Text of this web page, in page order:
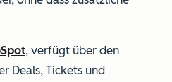
, verfügt über den
Deals, Tickets und